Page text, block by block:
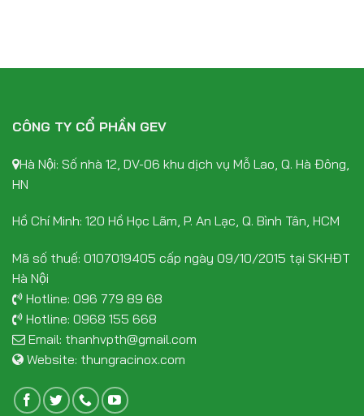
CÔNG TY CỔ PHẦN GEV
Hà Nội: Số nhà 12, DV-06 khu dịch vụ Mỗ Lao, Q. Hà Đông,
HN
Hồ Chí Minh: 120 Hồ Học Lãm, P. An Lạc, Q. Bình Tân, HCM
Mã số thuế: 0107019405 cấp ngày 09/10/2015 tại SKHĐT
Hà Nội
Hotline: 096 779 89 68
Hotline: 0968 155 668
Email: thanhvpth@gmail.com
Website: thungracinox.com